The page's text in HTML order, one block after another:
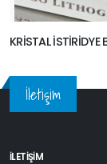
KRİSTAL İSTİRİDYE
İletişim
İLETİŞİM